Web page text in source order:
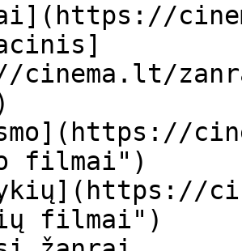
cinema.lt/
filmai")
filmai")